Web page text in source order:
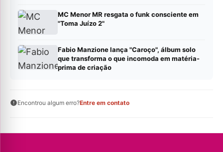
MC Menor MR resgata o funk consciente em
"Toma Juízo 2"
Fabio Manzione lança "Caroço", álbum solo
que transforma o que incomoda em matéria-
prima de criação
Encontrou algum erro?Entre em contato